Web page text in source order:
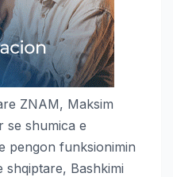
ZNAM, Maksim
se shumica e
pengon funksionimin
shqiptare, Bashkimi